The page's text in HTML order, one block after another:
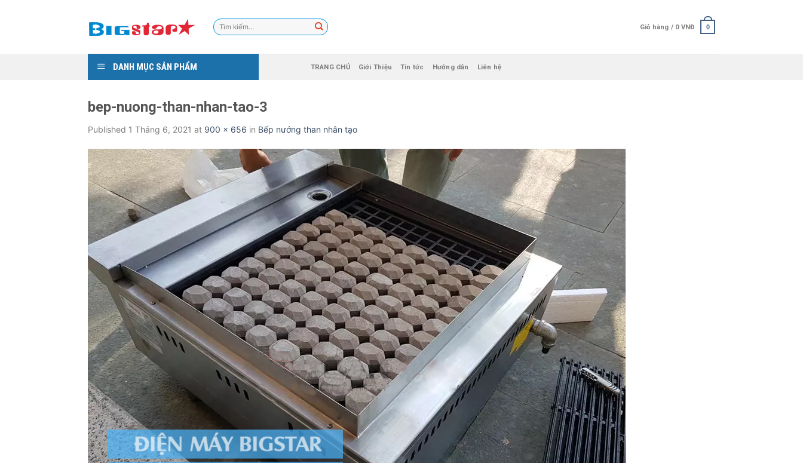
Tìm
kiếm:
Giỏ hàng / 0 VNĐ 0
DANH MỤC SẢN PHẨM TRANG CHỦ Giới Thiệu Tin tức Hướng dẫn Liên hệ
bep-nuong-than-nhan-tao-3
Published 1 Tháng 6, 2021 at 900 × 656 in Bếp nướng than nhân tạo